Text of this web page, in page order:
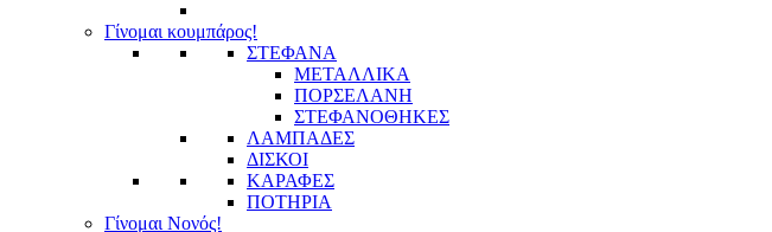
Γίνομαι κουμπάρος!
ΣΤΕΦΑΝΑ
ΜΕΤΑΛΛΙΚΑ
ΠΟΡΣΕΛΑΝΗ
ΣΤΕΦΑΝΟΘΗΚΕΣ
ΛΑΜΠΑΔΕΣ
ΔΙΣΚΟΙ
ΚΑΡΑΦΕΣ
ΠΟΤΗΡΙΑ
Γίνομαι Νονός!